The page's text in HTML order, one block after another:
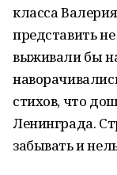
класса
представить
выживали бы
стихов, что
Ленинграда.
забывать и